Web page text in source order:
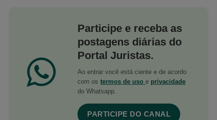
Participe e receba as
postagens diárias do
Portal Juristas.
Ao entrar você está ciente e de acordo
com os termos de uso e privacidade
do Whatsapp.
PARTICIPE DO CANAL